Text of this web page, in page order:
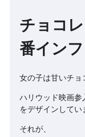
チョコ
番イン
女の子は甘いチョ
ハリウッド映画参
をデザインしてい
それが、